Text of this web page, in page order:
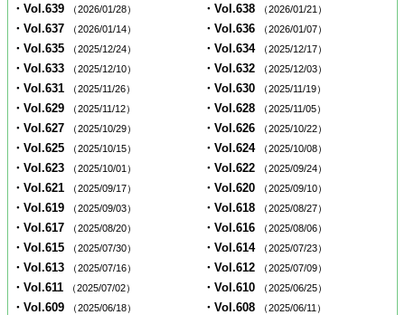
・Vol.639 （2026/01/28） ・Vol.638 （2026/01/21）
・Vol.637 （2026/01/14） ・Vol.636 （2026/01/07）
・Vol.635 （2025/12/24） ・Vol.634 （2025/12/17）
・Vol.633 （2025/12/10） ・Vol.632 （2025/12/03）
・Vol.631 （2025/11/26） ・Vol.630 （2025/11/19）
・Vol.629 （2025/11/12） ・Vol.628 （2025/11/05）
・Vol.627 （2025/10/29） ・Vol.626 （2025/10/22）
・Vol.625 （2025/10/15） ・Vol.624 （2025/10/08）
・Vol.623 （2025/10/01） ・Vol.622 （2025/09/24）
・Vol.621 （2025/09/17） ・Vol.620 （2025/09/10）
・Vol.619 （2025/09/03） ・Vol.618 （2025/08/27）
・Vol.617 （2025/08/20） ・Vol.616 （2025/08/06）
・Vol.615 （2025/07/30） ・Vol.614 （2025/07/23）
・Vol.613 （2025/07/16） ・Vol.612 （2025/07/09）
・Vol.611 （2025/07/02） ・Vol.610 （2025/06/25）
・Vol.609 （2025/06/18） ・Vol.608 （2025/06/11）